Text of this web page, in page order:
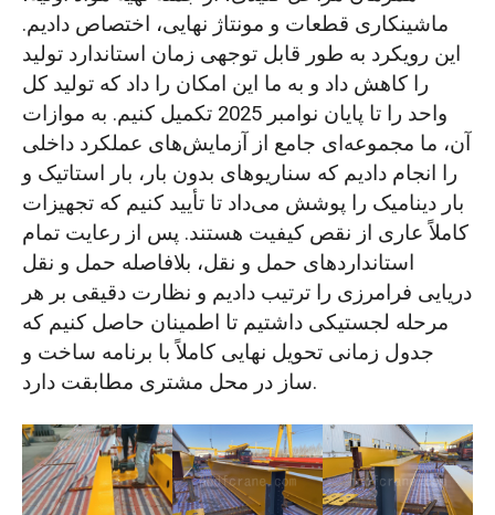
ماشینکاری قطعات و مونتاژ نهایی، اختصاص دادیم.
این رویکرد به طور قابل توجهی زمان استاندارد تولید
را کاهش داد و به ما این امکان را داد که تولید کل
واحد را تا پایان نوامبر 2025 تکمیل کنیم. به موازات
آن، ما مجموعه‌ای جامع از آزمایش‌های عملکرد داخلی
را انجام دادیم که سناریوهای بدون بار، بار استاتیک و
بار دینامیک را پوشش می‌داد تا تأیید کنیم که تجهیزات
کاملاً عاری از نقص کیفیت هستند. پس از رعایت تمام
استانداردهای حمل و نقل، بلافاصله حمل و نقل
دریایی فرامرزی را ترتیب دادیم و نظارت دقیقی بر هر
مرحله لجستیکی داشتیم تا اطمینان حاصل کنیم که
جدول زمانی تحویل نهایی کاملاً با برنامه ساخت و
ساز در محل مشتری مطابقت دارد.